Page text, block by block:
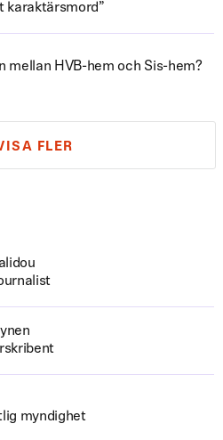
karaktärsmord”
mellan HVB-hem och Sis-hem?
FLER
myndighet